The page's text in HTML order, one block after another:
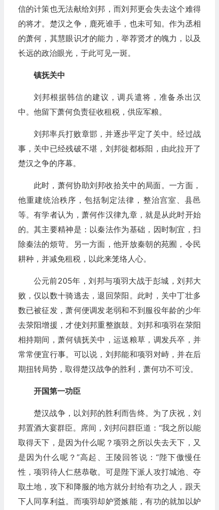
信的计策也无法献给刘邦，而刘邦更会失去这个难得
的将才。楚汉之争，鹿死谁手，也未可知。作为丞相
的萧何，其慧眼识才的能力，举荐贤才的魄力，以及
长远的政治眼光，于此可见一斑。
镇抚关中
刘邦根据韩信的建议，调兵遣将，准备杀出汉
中。他留下萧何负责征收租税，供应军粮。
刘邦率兵打败章邯，并逐步平定了关中。经过战
事，关中已经残破不堪，刘邦徙都栎阳，由此拉开了
楚汉之争的序幕。
此时，萧何协助刘邦收拾关中的局面。一方面，
他重建统治秩序，包括制定法律，整治宫室、县邑
等。有学者认为，萧何作汉律九章，就是从此时开始
的。其主要精神是：以秦法作为基础，因时制宜，扫
除秦法的烦苛。另一方面，他开放秦朝的苑囿，令民
耕种，并减免租税，以此来笼络人心。
公元前205年，刘邦与项羽大战于彭城，刘邦大
败，仅以数十骑逃去，退回荥阳。此时，关中丁壮多
数已被征发，萧何便调发老弱和不到服役年龄的少年
去荥阳增援，才使刘邦重整旗鼓。刘邦和项羽在荥阳
相持期间，萧何镇抚关中，运送粮草，调发兵卒，并
常常便宜行事。可以说，刘邦能和项羽对峙，并在后
期扭转局势，取得楚汉战争的胜利，萧何功不可没。
开国第一功臣
楚汉战争，以刘邦的胜利而告终。为了庆祝，刘
邦置酒大宴群臣。席间，刘邦问群臣道：“我之所以能
取得天下，是因为什么呢？项羽之所以失去天下，又
是因为什么呢？”高起、王陵回答说：“陛下傲慢任
性，项羽待人仁慈恭敬。可是陛下派人攻打城池、夺
取土地，攻下和降服的地方就分封给有功之人，跟天
下人同享利益。而项羽却妒贤嫉能，有功的就加以妒